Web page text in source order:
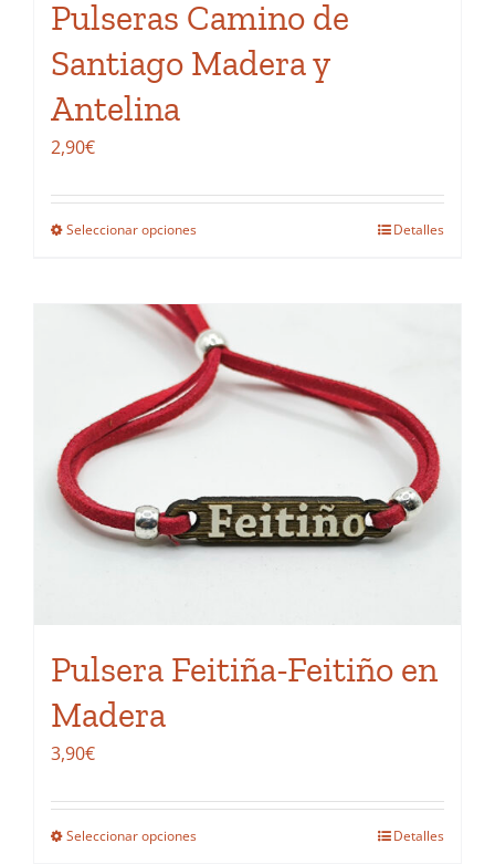
producto
Pulseras Camino de
Santiago Madera y
Antelina
2,90€
Seleccionar opcionesEste
múltiples
variantes.
Las
opciones
elegir
en
producto
Detalles
Pulsera Feitiña-Feitiño en
Madera
3,90€
Seleccionar opcionesEste
Detalles